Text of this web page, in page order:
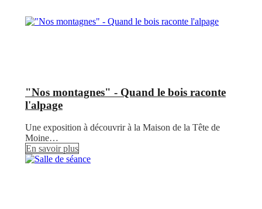
"Nos montagnes" - Quand le bois raconte
l'alpage
Une exposition à découvrir à la Maison de la Tête de
Moine…
En savoir plus